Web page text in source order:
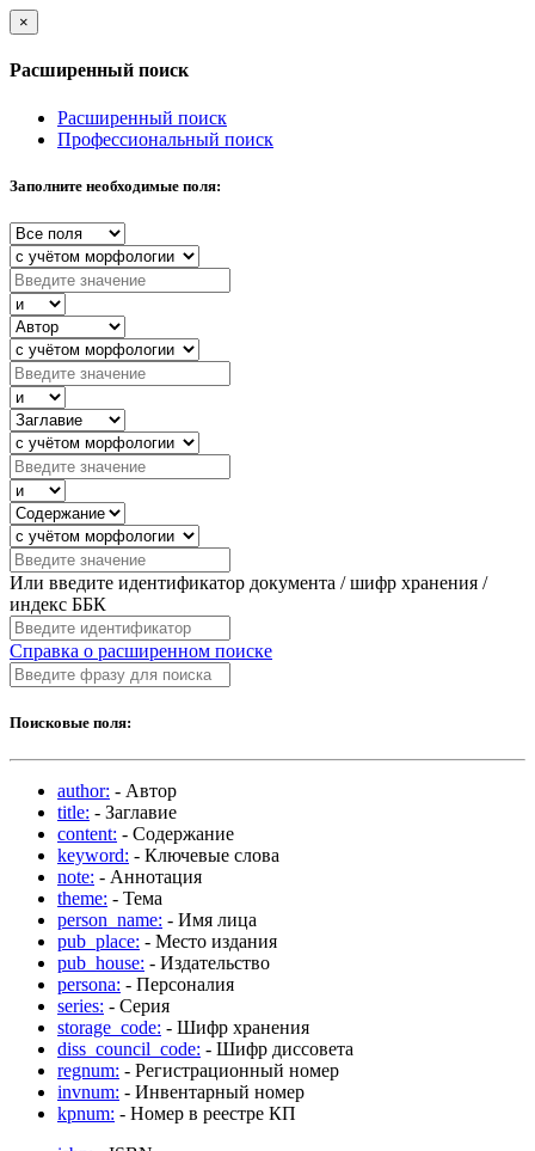
×
Расширенный поиск
Расширенный поиск
Профессиональный поиск
Заполните необходимые поля:
Или введите идентификатор документа / шифр хранения /
индекс ББК
Справка о расширенном поиске
Поисковые поля:
author: - Автор
title: - Заглавие
content: - Содержание
keyword: - Ключевые слова
note: - Аннотация
theme: - Тема
person_name: - Имя лица
pub_place: - Место издания
pub_house: - Издательство
persona: - Персоналия
series: - Серия
storage_code: - Шифр хранения
diss_council_code: - Шифр диссовета
regnum: - Регистрационный номер
invnum: - Инвентарный номер
kpnum: - Номер в реестре КП